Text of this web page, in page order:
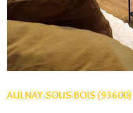
AULNAY-SOUS-BOIS (93600)